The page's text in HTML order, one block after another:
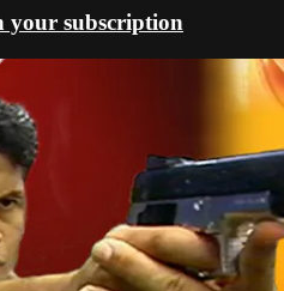
your subscription